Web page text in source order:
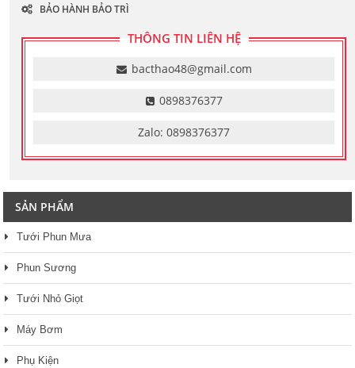
BẢO HÀNH BẢO TRÌ
THÔNG TIN LIÊN HỆ
bacthao48@gmail.com
0898376377
Zalo: 0898376377
SẢN PHẨM
Tưới Phun Mưa
Phun Sương
Tưới Nhỏ Giọt
Máy Bơm
Phụ Kiện